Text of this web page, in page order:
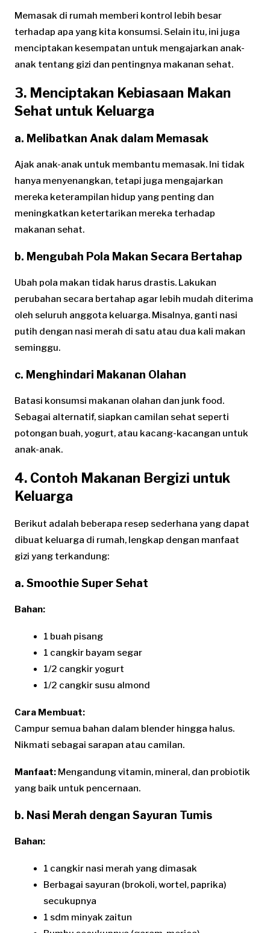
Memasak di rumah memberi kontrol lebih besar
terhadap apa yang kita konsumsi. Selain itu, ini juga
menciptakan kesempatan untuk mengajarkan anak-
anak tentang gizi dan pentingnya makanan sehat.
3. Menciptakan Kebiasaan Makan
Sehat untuk Keluarga
a. Melibatkan Anak dalam Memasak
Ajak anak-anak untuk membantu memasak. Ini tidak
hanya menyenangkan, tetapi juga mengajarkan
mereka keterampilan hidup yang penting dan
meningkatkan ketertarikan mereka terhadap
makanan sehat.
b. Mengubah Pola Makan Secara Bertahap
Ubah pola makan tidak harus drastis. Lakukan
perubahan secara bertahap agar lebih mudah diterima
oleh seluruh anggota keluarga. Misalnya, ganti nasi
putih dengan nasi merah di satu atau dua kali makan
seminggu.
c. Menghindari Makanan Olahan
Batasi konsumsi makanan olahan dan junk food.
Sebagai alternatif, siapkan camilan sehat seperti
potongan buah, yogurt, atau kacang-kacangan untuk
anak-anak.
4. Contoh Makanan Bergizi untuk
Keluarga
Berikut adalah beberapa resep sederhana yang dapat
dibuat keluarga di rumah, lengkap dengan manfaat
gizi yang terkandung:
a. Smoothie Super Sehat
Bahan:
1 buah pisang
1 cangkir bayam segar
1/2 cangkir yogurt
1/2 cangkir susu almond
Cara Membuat:
Campur semua bahan dalam blender hingga halus.
Nikmati sebagai sarapan atau camilan.
Manfaat: Mengandung vitamin, mineral, dan probiotik
yang baik untuk pencernaan.
b. Nasi Merah dengan Sayuran Tumis
Bahan:
1 cangkir nasi merah yang dimasak
Berbagai sayuran (brokoli, wortel, paprika)
secukupnya
1 sdm minyak zaitun